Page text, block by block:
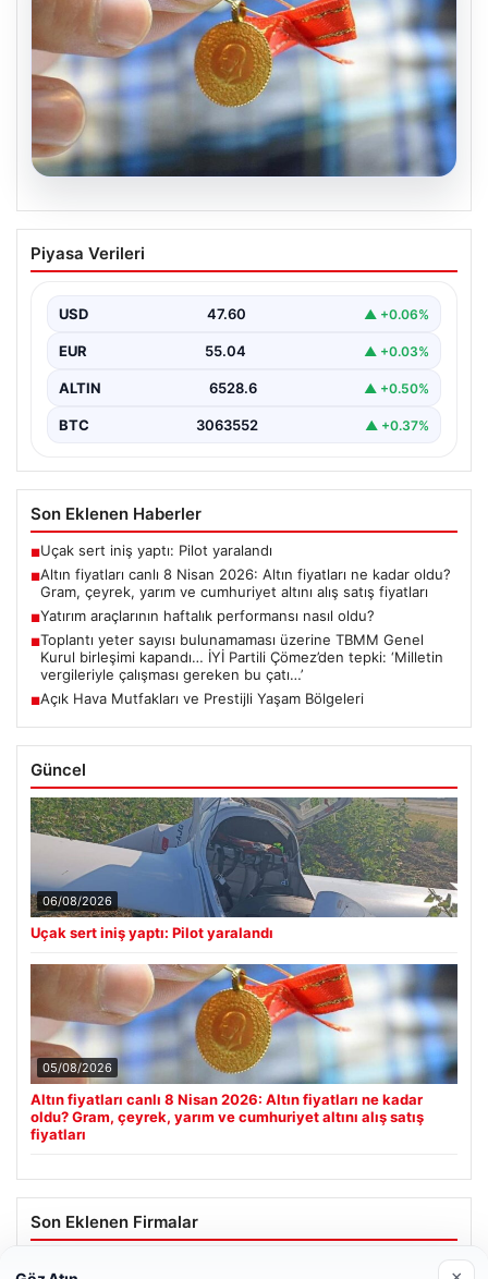
05.08.2026
Altın fiyatları canlı 8 Nisan 2026: Altın
fiyatları ne kadar oldu? Gram, çeyrek,
fiyatları
{ "title": "8 Nisan 2026 Altın Fiyatları Canlı Takip: Gram,
Çeyrek ve Cumhuriyet Altını…
Piyasa Verileri
USD 47.60 ▲ +0.06%
EUR 55.04 ▲ +0.03%
ALTIN 6528.6 ▲ +0.50%
BTC 3063552 ▲ +0.37%
Son Eklenen Haberler
■Uçak sert iniş yaptı: Pilot yaralandı
■Altın fiyatları canlı 8 Nisan 2026: Altın fiyatları ne kadar oldu?
Gram, çeyrek, yarım ve cumhuriyet altını alış satış fiyatları
■Yatırım araçlarının haftalık performansı nasıl oldu?
■Toplantı yeter sayısı bulunamaması üzerine TBMM Genel
Kurul birleşimi kapandı… İYİ Partili Çömez’den tepki: ‘Milletin
vergileriyle çalışması gereken bu çatı…’
■Açık Hava Mutfakları ve Prestijli Yaşam Bölgeleri
Güncel
06/08/2026
Uçak sert iniş yaptı: Pilot yaralandı
05/08/2026
Altın fiyatları canlı 8 Nisan 2026: Altın fiyatları ne kadar
oldu? Gram, çeyrek, yarım ve cumhuriyet altını alış satış
fiyatları
Son Eklenen Firmalar
Hastaş Beton